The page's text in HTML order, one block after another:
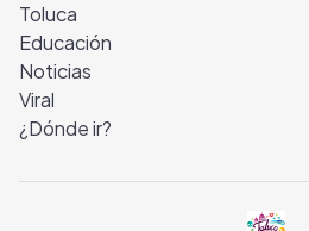
Toluca
Educación
Noticias
Viral
¿Dónde ir?